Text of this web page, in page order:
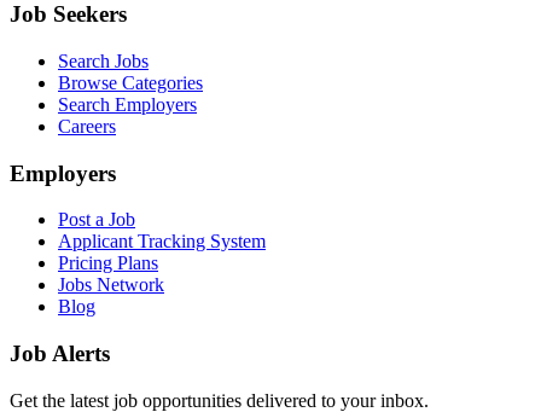
Job Seekers
Search Jobs
Browse Categories
Search Employers
Careers
Employers
Post a Job
Applicant Tracking System
Pricing Plans
Jobs Network
Blog
Job Alerts
Get the latest job opportunities delivered to your inbox.